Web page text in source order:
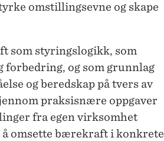
omstillingsevne og skape
som styringslogikk, som
og som grunnlag
og beredskap på tvers av
praksisnære oppgaver
fra egen virksomhet
omsette bærekraft i konkrete